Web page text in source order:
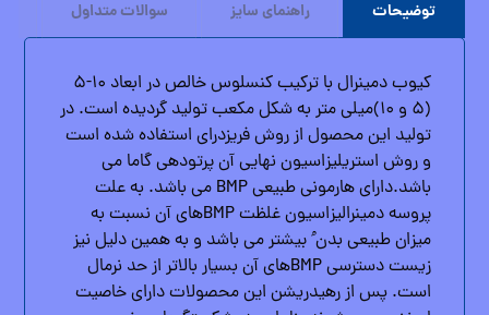
توضیحات راهنمای سایز سوالات متداول
کیوب دمینرال با ترکیب کنسلوس خالص در ابعاد ۱۰-۵
(۵ و ۱۰)میلی متر به شکل مکعب تولید گردیده است. در
تولید این محصول از روش فریزدرای استفاده شده است
و روش استریلیزاسیون نهایی آن پرتودهی گاما می
باشد.دارای هارمونی طبیعی BMP می باشد. به علت
پروسه دمینرالیزاسیون غلظت BMPهای آن نسبت به
میزان طبیعی بدن ُ بیشتر می باشد و به همین دلیل نیز
زیست دسترسی BMPهای آن بسیار بالاتر از حد نرمال
است. پس از رهیدریشن این محصولات دارای خاصیت